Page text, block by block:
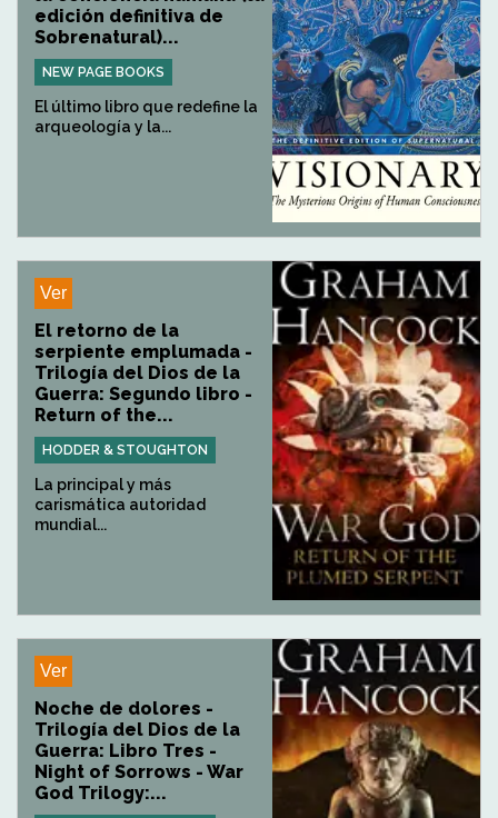
edición definitiva de
Sobrenatural)...
NEW PAGE BOOKS
El último libro que redefine la
arqueología y la...
Ver
El retorno de la
serpiente emplumada -
Trilogía del Dios de la
Guerra: Segundo libro -
Return of the...
HODDER & STOUGHTON
La principal y más
carismática autoridad
mundial...
Ver
Noche de dolores -
Trilogía del Dios de la
Guerra: Libro Tres -
Night of Sorrows - War
God Trilogy:...